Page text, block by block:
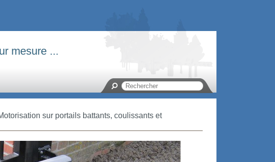
mesure ...
sur portails battants, coulissants et